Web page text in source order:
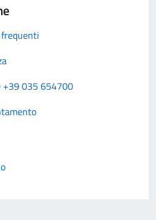
+39 035 654700